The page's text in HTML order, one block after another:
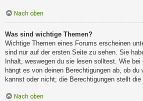
Nach oben
Was sind wichtige Themen?
Wichtige Themen eines Forums erscheinen
sind nur auf der ersten Seite zu sehen. Sie
Inhalt, weswegen du sie lesen solltest. Wie
hängt es von deinen Berechtigungen ab, ob
kannst oder nicht; die Berechtigungen stellt
Nach oben